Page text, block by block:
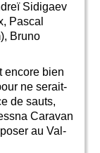
Sidigaev
Pascal
Bruno
encore bien
ne serait-
de sauts,
Caravan
au Val-